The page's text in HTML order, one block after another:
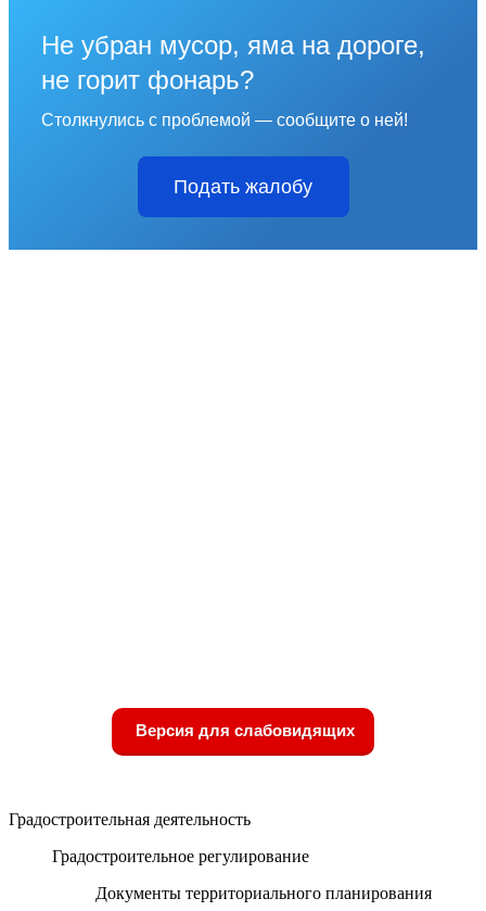
Не убран мусор, яма на дороге,
не горит фонарь?
Столкнулись с проблемой — сообщите о ней!
Подать жалобу
Версия для слабовидящих
Градостроительная деятельность
Градостроительное регулирование
Документы территориального планирования